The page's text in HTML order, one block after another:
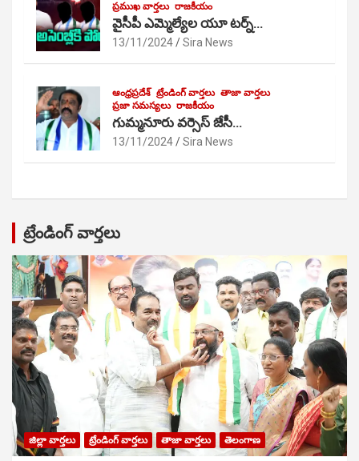
ప్రముఖ వార్తలు రాజకీయం
వైసీపీ ఎమ్మెల్యేల యూ టర్న్…
13/11/2024 Sira News
ఆంధ్రప్రదేశ్ ట్రేండింగ్ వార్తలు తాజా వార్తలు
ప్రజా సమస్యలు రాజకీయం
గుమ్మనూరు వర్సెస్ జేసీ…
13/11/2024 Sira News
ట్రేండింగ్ వార్తలు
జిల్లా వార్తలు ట్రేండింగ్ వార్తలు తాజా వార్తలు తెలంగాణ